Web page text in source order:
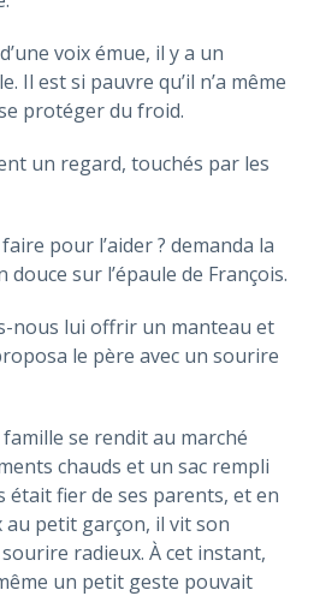
voix émue, il y a un
Il est si pauvre qu’il n’a même
protéger du froid.
un regard, touchés par les
pour l’aider ? demanda la
sur l’épaule de François.
lui offrir un manteau et
le père avec un sourire
se rendit au marché
chauds et un sac rempli
était fier de ses parents, et en
au petit garçon, il vit son
sourire radieux. À cet instant,
un petit geste pouvait